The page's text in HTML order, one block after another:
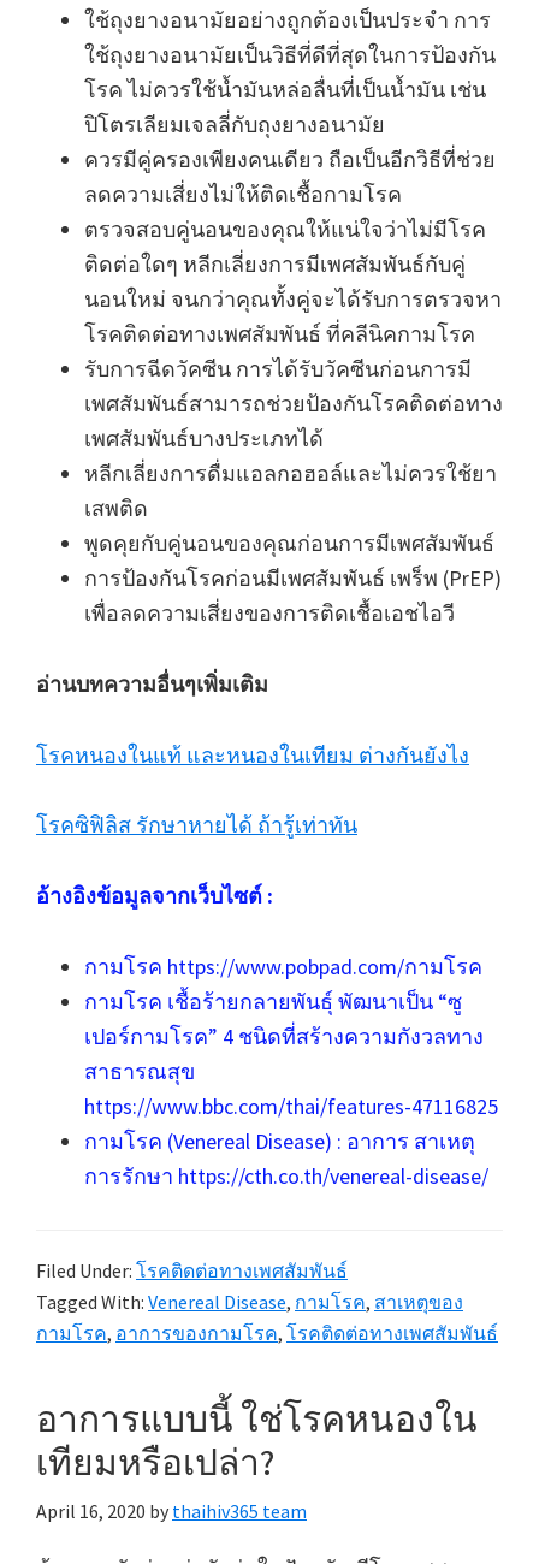
ใช้ถุงยางอนามัยอย่างถูกต้องเป็นประจำ การ
ใช้ถุงยางอนามัยเป็นวิธีที่ดีที่สุดในการป้องกัน
โรค ไม่ควรใช้น้ำมันหล่อลื่นที่เป็นน้ำมัน เช่น
ปิโตรเลียมเจลลี่กับถุงยางอนามัย
ควรมีคู่ครองเพียงคนเดียว ถือเป็นอีกวิธีที่ช่วย
ลดความเสี่ยงไม่ให้ติดเชื้อกามโรค
ตรวจสอบคู่นอนของคุณให้แน่ใจว่าไม่มีโรค
ติดต่อใดๆ หลีกเลี่ยงการมีเพศสัมพันธ์กับคู่
นอนใหม่ จนกว่าคุณทั้งคู่จะได้รับการตรวจหา
โรคติดต่อทางเพศสัมพันธ์ ที่คลีนิคกามโรค
รับการฉีดวัคซีน การได้รับวัคซีนก่อนการมี
เพศสัมพันธ์สามารถช่วยป้องกันโรคติดต่อทาง
เพศสัมพันธ์บางประเภทได้
หลีกเลี่ยงการดื่มแอลกอฮอล์และไม่ควรใช้ยา
เสพติด
พูดคุยกับคู่นอนของคุณก่อนการมีเพศสัมพันธ์
การป้องกันโรคก่อนมีเพศสัมพันธ์ เพร็พ (PrEP)
เพื่อลดความเสี่ยงของการติดเชื้อเอชไอวี
อ่านบทความอื่นๆเพิ่มเติม
โรคหนองในแท้ และหนองในเทียม ต่างกันยังไง
โรคซิฟิลิส รักษาหายได้ ถ้ารู้เท่าทัน
อ้างอิงข้อมูลจากเว็บไซต์ :
กามโรค https://www.pobpad.com/กามโรค
กามโรค เชื้อร้ายกลายพันธุ์ พัฒนาเป็น “ซู
เปอร์กามโรค” 4 ชนิดที่สร้างความกังวลทาง
สาธารณสุข
https://www.bbc.com/thai/features-47116825
กามโรค (Venereal Disease) : อาการ สาเหตุ
การรักษา https://cth.co.th/venereal-disease/
Filed Under: โรคติดต่อทางเพศสัมพันธ์
Tagged With: Venereal Disease, กามโรค, สาเหตุของ
กามโรค, อาการของกามโรค, โรคติดต่อทางเพศสัมพันธ์
อาการแบบนี้ ใช่โรคหนองใน
เทียมหรือเปล่า?
April 16, 2020 by thaihiv365 team